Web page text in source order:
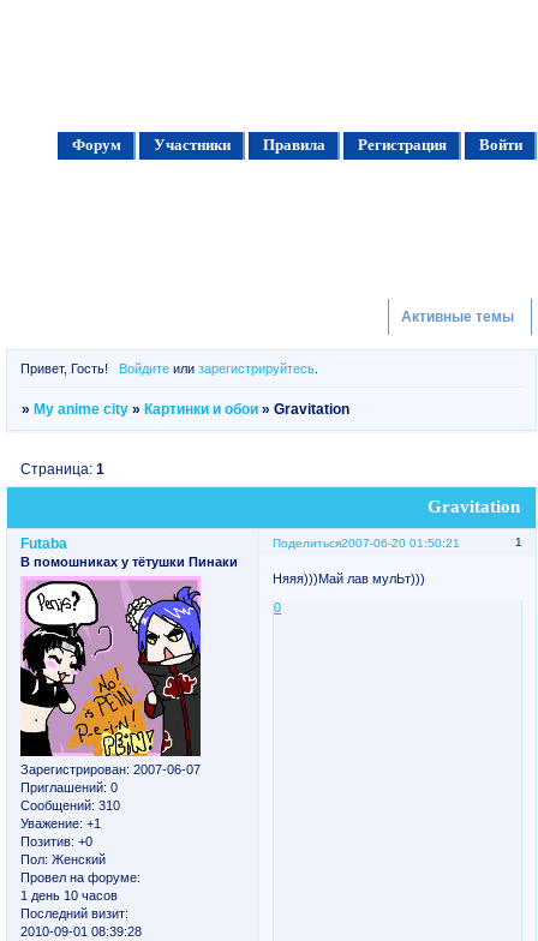
Форум Участники Правила Регистрация Войти
Активные темы
Привет, Гость! Войдитеили зарегистрируйтесь.
»My anime city »Картинки и обои »Gravitation
Gravitation
Страница:1
Поделиться 1
2007-06-20 01:50:21
Futaba
В помошниках у тётушки Пинаки
Зарегистрирован: 2007-06-07
Приглашений: 0
Сообщений: 310
Уважение: +1
Позитив: +0
Пол: Женский
Провел на форуме:
1 день 10 часов
Последний визит:
2010-09-01 08:39:28
Няяя)))Май лав мулЬт)))
0